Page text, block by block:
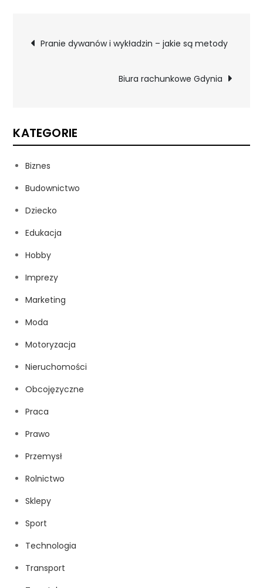
Nawigacja
Pranie dywanów i wykładzin – jakie są metody
Biura rachunkowe Gdynia
KATEGORIE
Biznes
Budownictwo
Dziecko
Edukacja
Hobby
Imprezy
Marketing
Moda
Motoryzacja
Nieruchomości
Obcojęzyczne
Praca
Prawo
Przemysł
Rolnictwo
Sklepy
Sport
Technologia
Transport